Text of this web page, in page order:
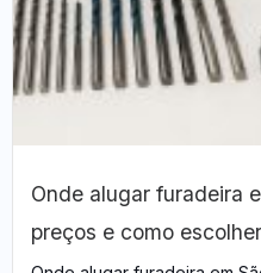
Onde alugar furadeira
preços e como escolher